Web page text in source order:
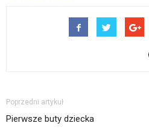
Poprzedni artykuł
Pierwsze buty dziecka